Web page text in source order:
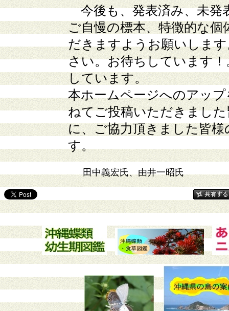
今後も、発表済み、未発
ご自慢の標本、特徴的な
だきますようお願いしま
さい。お待ちしています
しています。
本ホームページへのアッ
ねてご投稿いただきまし
に、ご協力頂きました皆
す。
田中義宏氏、由井一昭氏